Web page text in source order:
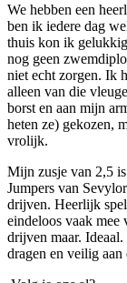
We hebben een
ben ik iedere dag
thuis kon ik
nog geen
niet echt zorgen. Ik
alleen van die
borst en aan mijn
heten ze) gekozen,
vrolijk.
Mijn zusje van 2,5
Jumpers van
drijven. Heerlijk
eindeloos vaak mee
drijven maar.
dragen en veilig aan